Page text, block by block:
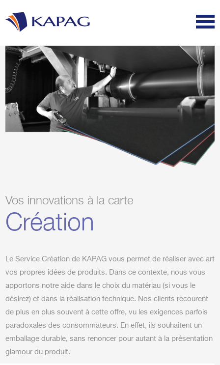
Vos innovations à la carte
Création
Le Service Création de KAPAG vous permet de réaliser avec art
vos propres idées de produits. Dans ce contexte, nous vous
apportons notre aide dans le choix du matériau (si vous le
désirez) et dans la réalisation technique. Nos clients recourent
de plus en plus souvent à cette offre, vu les exigences parfois
paradoxales des consommateurs. En effet, ils souhaitent un
emballage durable, sans renoncer pour autant à la présentation
glamour du produit.